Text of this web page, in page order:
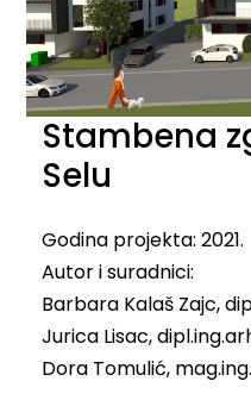
Stambena
Selu
Godina projekta: 2021.
Autor i suradnici:
Barbara Kalaš Zajc,
Jurica Lisac,
Dora Tomulić,